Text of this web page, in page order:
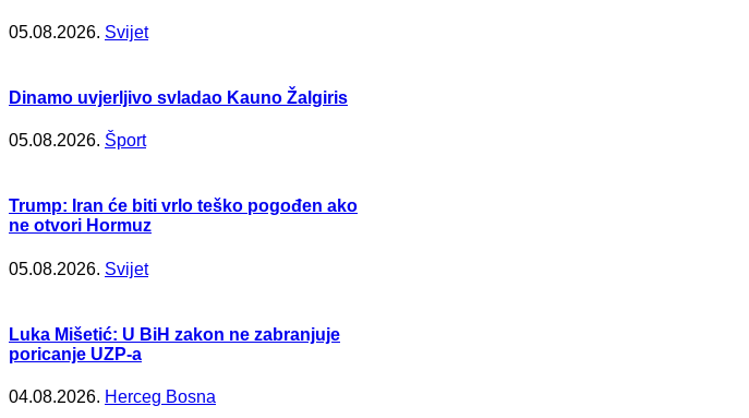
05.08.2026. Svijet
Dinamo uvjerljivo svladao Kauno Žalgiris
05.08.2026. Šport
Trump: Iran će biti vrlo teško pogođen ako
ne otvori Hormuz
05.08.2026. Svijet
Luka Mišetić: U BiH zakon ne zabranjuje
poricanje UZP-a
04.08.2026. Herceg Bosna